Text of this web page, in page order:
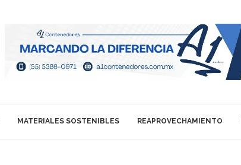
MATERIALES SOSTENIBLES REAPROVECHAMIENTO